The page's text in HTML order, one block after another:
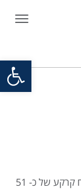
פתח
מתחם תעשיה, משרדים ואחסנה, על שטח קרקע של כ- 51